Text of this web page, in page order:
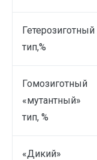
Гетерозиготный
тип,%
Гомозиготный
«мутантный»
тип, %
«Дикий»